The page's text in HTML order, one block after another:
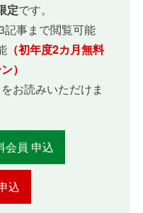
定です。
事まで閲覧可能
（初年度2カ月無料
）
お読みいただけま
会員 申込
込